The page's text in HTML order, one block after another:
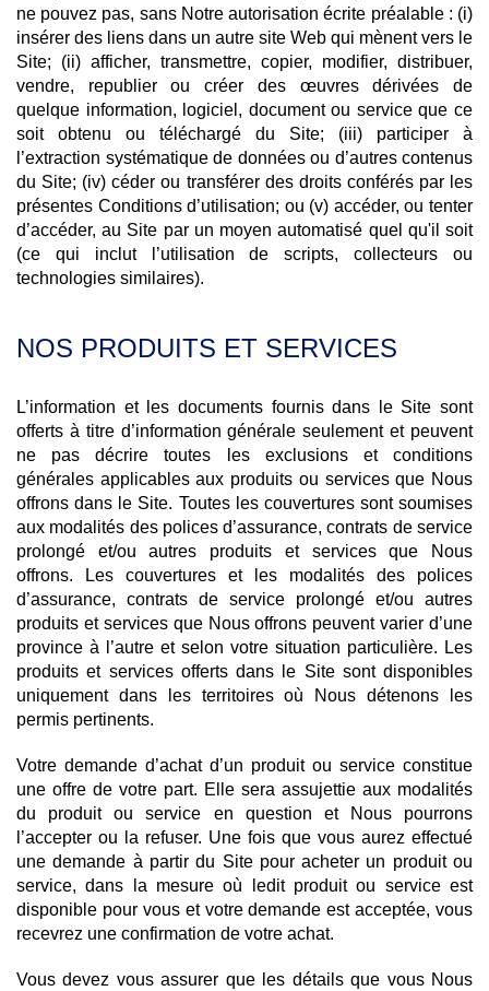
ne pouvez pas, sans Notre autorisation écrite préalable : (i)
insérer des liens dans un autre site Web qui mènent vers le
Site; (ii) afficher, transmettre, copier, modifier, distribuer,
vendre, republier ou créer des œuvres dérivées de
quelque information, logiciel, document ou service que ce
soit obtenu ou téléchargé du Site; (iii) participer à
l’extraction systématique de données ou d’autres contenus
du Site; (iv) céder ou transférer des droits conférés par les
présentes Conditions d’utilisation; ou (v) accéder, ou tenter
d’accéder, au Site par un moyen automatisé quel qu'il soit
(ce qui inclut l’utilisation de scripts, collecteurs ou
technologies similaires).
NOS PRODUITS ET SERVICES
L’information et les documents fournis dans le Site sont
offerts à titre d’information générale seulement et peuvent
ne pas décrire toutes les exclusions et conditions
générales applicables aux produits ou services que Nous
offrons dans le Site. Toutes les couvertures sont soumises
aux modalités des polices d’assurance, contrats de service
prolongé et/ou autres produits et services que Nous
offrons. Les couvertures et les modalités des polices
d’assurance, contrats de service prolongé et/ou autres
produits et services que Nous offrons peuvent varier d’une
province à l’autre et selon votre situation particulière. Les
produits et services offerts dans le Site sont disponibles
uniquement dans les territoires où Nous détenons les
permis pertinents.
Votre demande d’achat d’un produit ou service constitue
une offre de votre part. Elle sera assujettie aux modalités
du produit ou service en question et Nous pourrons
l’accepter ou la refuser. Une fois que vous aurez effectué
une demande à partir du Site pour acheter un produit ou
service, dans la mesure où ledit produit ou service est
disponible pour vous et votre demande est acceptée, vous
recevrez une confirmation de votre achat.
Vous devez vous assurer que les détails que vous Nous